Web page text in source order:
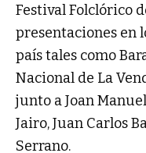
Festival Folclórico
presentaciones en
país tales como
Nacional de La
junto a Joan
Jairo, Juan Carlos
Serrano.